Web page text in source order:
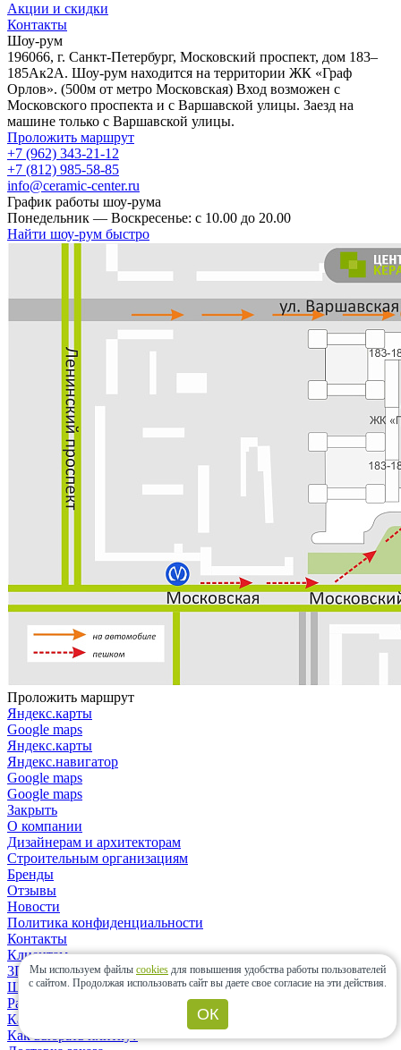
Акции и скидки
Контакты
Шоу-рум
196066, г. Санкт-Петербург, Московский проспект, дом 183–
185Ак2А. Шоу-рум находится на территории ЖК «Граф
Орлов». (500м от метро Московская) Вход возможен с
Московского проспекта и с Варшавской улицы. Заезд на
машине только с Варшавской улицы.
Проложить маршрут
+7 (962) 343-21-12
+7 (812) 985-58-85
info@ceramic-center.ru
График работы шоу-рума
Понедельник — Воскресенье: с 10.00 до 20.00
Найти шоу-рум быстро
Проложить маршрут
Яндекс.карты
Google maps
Яндекс.карты
Яндекс.навигатор
Google maps
Google maps
Закрыть
О компании
Дизайнерам и архитекторам
Строительным организациям
Бренды
Отзывы
Новости
Политика конфиденциальности
Контакты
Клиентам
3D-дизайн
Шоу-рум
Расчет материалов
Как сделать заказ?
Как выбрать плитку?
Мы используем файлы cookies для повышения удобства работы пользователей
с сайтом. Продолжая использовать сайт вы даете свое согласие на эти действия.
ОК